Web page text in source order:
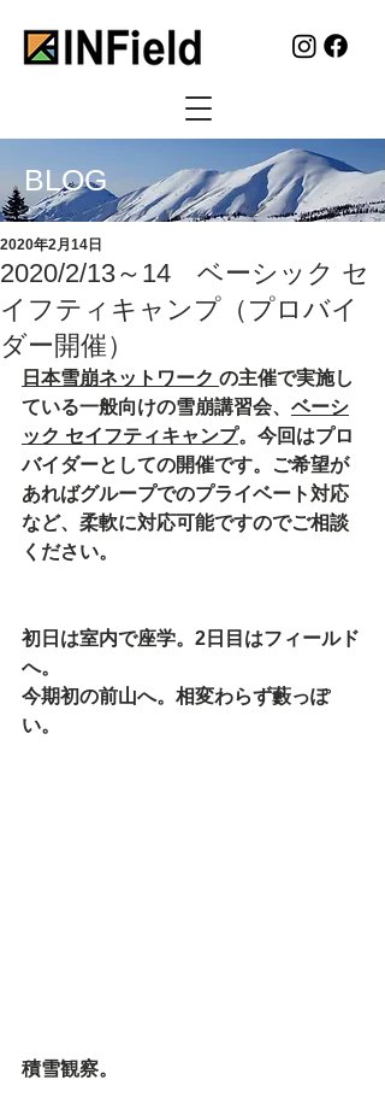
BLOG
2020/2/13～14 ベーシック セ
イフティキャンプ（プロバイ
ダー開催）
2020年2月14日
日本雪崩ネットワーク の主催で実施し
ている一般向けの雪崩講習会、 ベーシ
ック セイフティキャンプ。今回はプロ
バイダーとしての開催です。ご希望が
あればグループでのプライベート対応
など、柔軟に対応可能ですのでご相談
ください。
初日は室内で座学。2日目はフィールド
へ。
今期初の前山へ。相変わらず藪っぽ
い。
積雪観察。